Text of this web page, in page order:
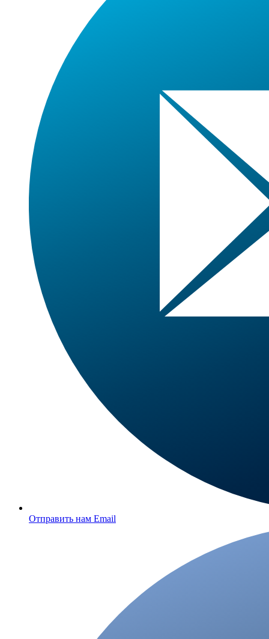
Отправить нам Email